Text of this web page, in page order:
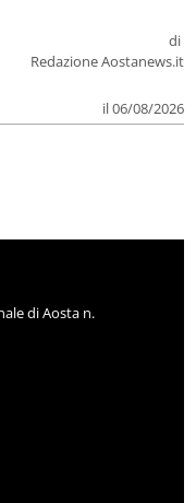
di
Redazione Aostanews.it
il 06/08/2026
di Aosta n.